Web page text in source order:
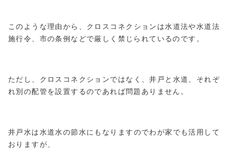
このような理由から、クロスコネクションは水道法や水道法
施行令、市の条例などで厳しく禁じられているのです。
ただし、クロスコネクションではなく、井戸と水道、それぞ
れ別の配管を設置するのであれば問題ありません。
井戸水は水道水の節水にもなりますのでわが家でも活用して
おりますが、